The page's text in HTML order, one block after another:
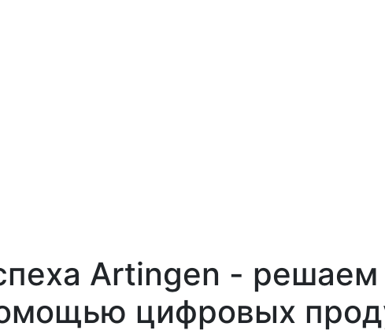
Artingen - решаем
цифровых